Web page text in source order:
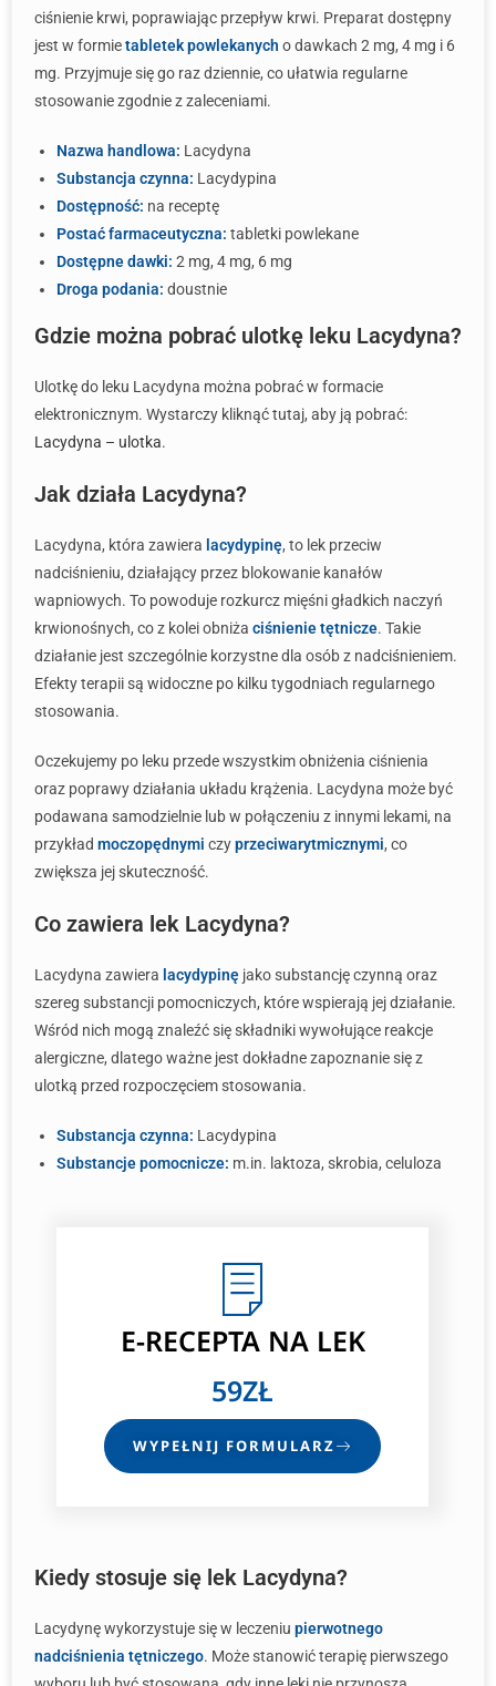
ciśnienie krwi, poprawiając przepływ krwi. Preparat dostępny
jest w formietabletek powlekanych o dawkach 2 mg, 4 mg i 6
mg. Przyjmuje się go raz dziennie, co ułatwia regularne
stosowanie zgodnie z zaleceniami.
Nazwa handlowa: Lacydyna
Substancja czynna: Lacydypina
Dostępność: na receptę
Postać farmaceutyczna: tabletki powlekane
Dostępne dawki: 2 mg, 4 mg, 6 mg
Droga podania: doustnie
Gdzie można pobrać ulotkę leku Lacydyna?
Ulotkę do leku Lacydyna można pobrać w formacie
elektronicznym. Wystarczy kliknąć tutaj, aby ją pobrać:
Lacydyna – ulotka.
Jak działa Lacydyna?
Lacydyna, która zawiera lacydypinę, to lek przeciw
nadciśnieniu, działający przez blokowanie kanałów
wapniowych. To powoduje rozkurcz mięśni gładkich naczyń
krwionośnych, co z kolei obniża ciśnienie tętnicze. Takie
działanie jest szczególnie korzystne dla osób z nadciśnieniem.
Efekty terapii są widoczne po kilku tygodniach regularnego
stosowania.
Oczekujemy po leku przede wszystkim obniżenia ciśnienia
oraz poprawy działania układu krążenia. Lacydyna może być
podawana samodzielnie lub w połączeniu z innymi lekami, na
przykład moczopędnymi czyprzeciwarytmicznymi, co
zwiększa jej skuteczność.
Co zawiera lek Lacydyna?
Lacydyna zawiera lacydypinę jako substancję czynną oraz
szereg substancji pomocniczych, które wspierają jej działanie.
Wśród nich mogą znaleźć się składniki wywołujące reakcje
alergiczne, dlatego ważne jest dokładne zapoznanie się z
ulotką przed rozpoczęciem stosowania.
Substancja czynna: Lacydypina
Substancje pomocnicze: m.in. laktoza, skrobia, celuloza
E-RECEPTANA LEK
59ZŁ
WYPEŁNIJ FORMULARZ
Kiedy stosuje się lek Lacydyna?
Lacydynę wykorzystuje się w leczeniu pierwotnego
nadciśnienia tętniczego. Może stanowić terapię pierwszego